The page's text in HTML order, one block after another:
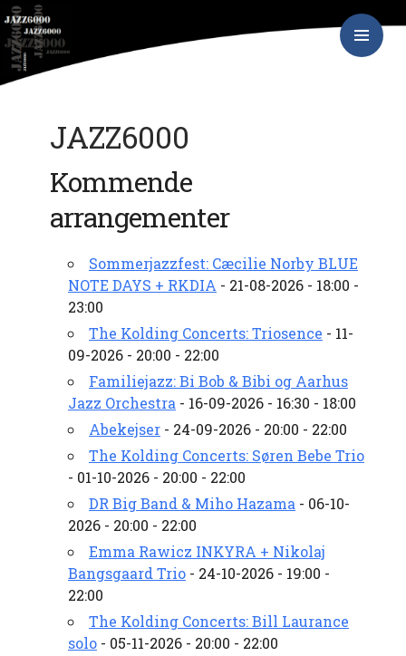
Hop
indhold
JAZZ6000
Kommende
arrangementer
Sommerjazzfest: Cæcilie Norby BLUE
NOTE DAYS + RKDIA - 21-08-2026 - 18:00 -
23:00
The Kolding Concerts: Triosence - 11-
09-2026 - 20:00 - 22:00
Familiejazz: Bi Bob & Bibi og Aarhus
Jazz Orchestra - 16-09-2026 - 16:30 - 18:00
Abekejser - 24-09-2026 - 20:00 - 22:00
The Kolding Concerts: Søren Bebe Trio
- 01-10-2026 - 20:00 - 22:00
DR Big Band & Miho Hazama - 06-10-
2026 - 20:00 - 22:00
Emma Rawicz INKYRA + Nikolaj
Bangsgaard Trio - 24-10-2026 - 19:00 -
22:00
The Kolding Concerts: Bill Laurance
solo - 05-11-2026 - 20:00 - 22:00